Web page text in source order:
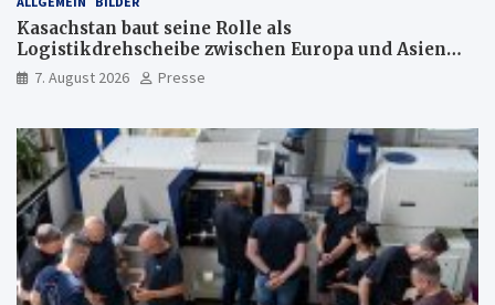
Kasachstan baut seine Rolle als
Logistikdrehscheibe zwischen Europa und Asien
aus7. August 2026 Presse